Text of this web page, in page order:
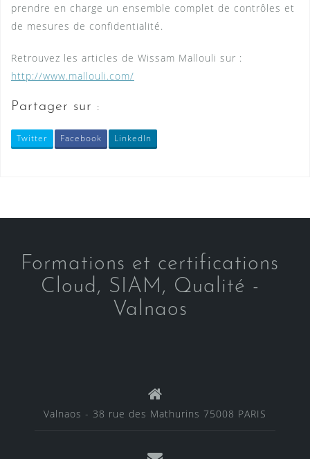
prendre en charge un ensemble complet de contrôles et
de mesures de confidentialité.
Retrouvez les articles de Wissam Mallouli sur :
http://www.mallouli.com/
Partager sur :
Twitter Facebook LinkedIn
Formations et certifications
Cloud, SIAM, Qualité -
Valnaos
Valnaos - 38 rue des Mathurins 75008 PARIS